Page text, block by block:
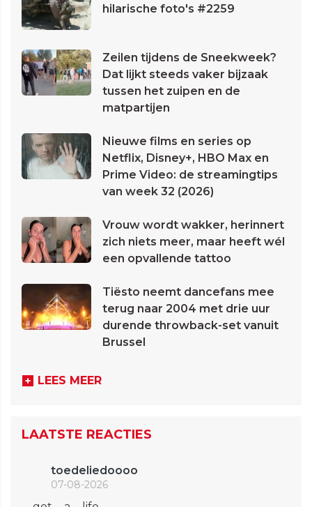
hilarische foto's #2259
Zeilen tijdens de Sneekweek?
Dat lijkt steeds vaker bijzaak
tussen het zuipen en de
matpartijen
Nieuwe films en series op
Netflix, Disney+, HBO Max en
Prime Video: de streamingtips
van week 32 (2026)
Vrouw wordt wakker, herinnert
zich niets meer, maar heeft wél
een opvallende tattoo
Tiësto neemt dancefans mee
terug naar 2004 met drie uur
durende throwback-set vanuit
Brussel
LEES MEER
LAATSTE REACTIES
toedeliedoooo
07-08-2026